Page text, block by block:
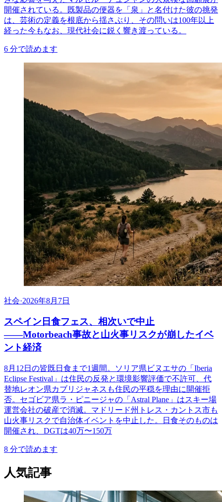
開催されている。既製品の便器を「泉」と名付けた彼の挑発
は、芸術の定義を根底から揺さぶり、その問いは100年以上
経った今もなお、現代社会に鋭く響き渡っている。
6 分で読めます
社会·2026年8月7日
スペイン日食フェス、相次いで中止
――Motorbeach事故と山火事リスクが崩したイベ
ント経済
8月12日の皆既日食まで1週間。ソリア県ビヌエサの「Iberia
Eclipse Festival」は住民の反発と環境影響評価で不許可、代
替地レオン県カブリジャネスも住民の平穏を理由に開催拒
否。セゴビア県ラ・ピニージャの「Astral Plane」はスキー場
運営会社の破産で消滅。マドリード州トレス・カントス市も
山火事リスクで自治体イベントを中止した。日食そのものは
開催され、DGTは40万〜150万
8 分で読めます
人気記事